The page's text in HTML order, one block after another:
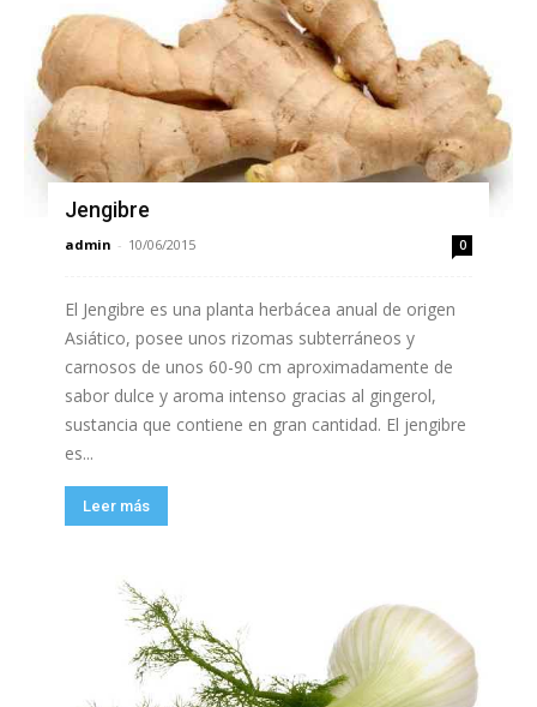
Jengibre
admin - 10/06/2015 0
El Jengibre es una planta herbácea anual de origen
Asiático, posee unos rizomas subterráneos y
carnosos de unos 60-90 cm aproximadamente de
sabor dulce y aroma intenso gracias al gingerol,
sustancia que contiene en gran cantidad. El jengibre
es...
Leer más